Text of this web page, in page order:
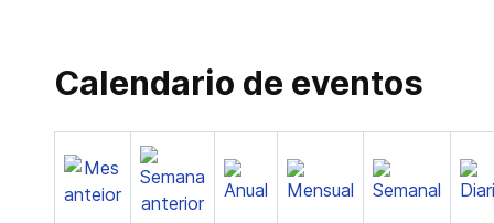
Calendario de eventos